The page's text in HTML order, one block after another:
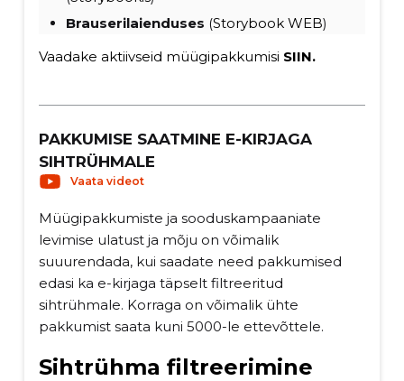
Brauserilaienduses (Storybook WEB)
Vaadake aktiivseid müügipakkumisi SIIN.
PAKKUMISE SAATMINE E-KIRJAGA
SIHTRÜHMALE
Vaata videot
Müügipakkumiste ja sooduskampaaniate
levimise ulatust ja mõju on võimalik
suuurendada, kui saadate need pakkumised
edasi ka e-kirjaga täpselt filtreeritud
sihtrühmale. Korraga on võimalik ühte
pakkumist saata kuni 5000-le ettevõttele.
Sihtrühma filtreerimine